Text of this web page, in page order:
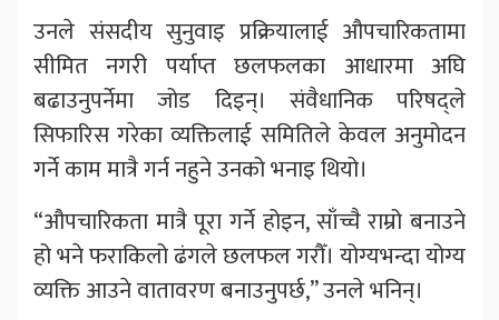
उनले संसदीय सुनुवाइ प्रक्रियालाई औपचारिकतामा
सीमित नगरी पर्याप्त छलफलका आधारमा अघि
बढाउनुपर्नेमा जोड दिइन्। संवैधानिक परिषद्ले
सिफारिस गरेका व्यक्तिलाई समितिले केवल अनुमोदन
गर्ने काम मात्रै गर्न नहुने उनको भनाइ थियो।
“औपचारिकता मात्रै पूरा गर्ने होइन, साँच्चै राम्रो बनाउने
हो भने फराकिलो ढंगले छलफल गरौँ। योग्यभन्दा योग्य
व्यक्ति आउने वातावरण बनाउनुपर्छ,” उनले भनिन्।